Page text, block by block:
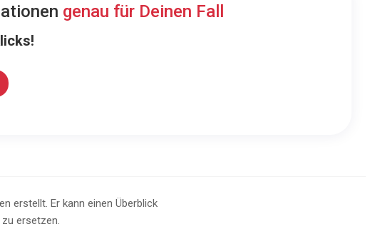
genau für Deinen Fall
erstellt. Er kann einen Überblick
ersetzen.